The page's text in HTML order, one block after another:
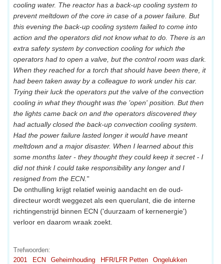
cooling water. The reactor has a back-up cooling system to
prevent meltdown of the core in case of a power failure. But
this evening the back-up cooling system failed to come into
action and the operators did not know what to do. There is an
extra safety system by convection cooling for which the
operators had to open a valve, but the control room was dark.
When they reached for a torch that should have been there, it
had been taken away by a colleague to work under his car.
Trying their luck the operators put the valve of the convection
cooling in what they thought was the 'open' position. But then
the lights came back on and the operators discovered they
had actually closed the back-up convection cooling system.
Had the power failure lasted longer it would have meant
meltdown and a major disaster. When I learned about this
some months later - they thought they could keep it secret - I
did not think I could take responsibility any longer and I
resigned from the ECN. "
De onthulling krijgt relatief weinig aandacht en de oud-
directeur wordt weggezet als een querulant, die de interne
richtingenstrijd binnen ECN ('duurzaam of kernenergie')
verloor en daarom wraak zoekt.
Trefwoorden:
2001
ECN Geheimhouding HFR/LFR Petten Ongelukken